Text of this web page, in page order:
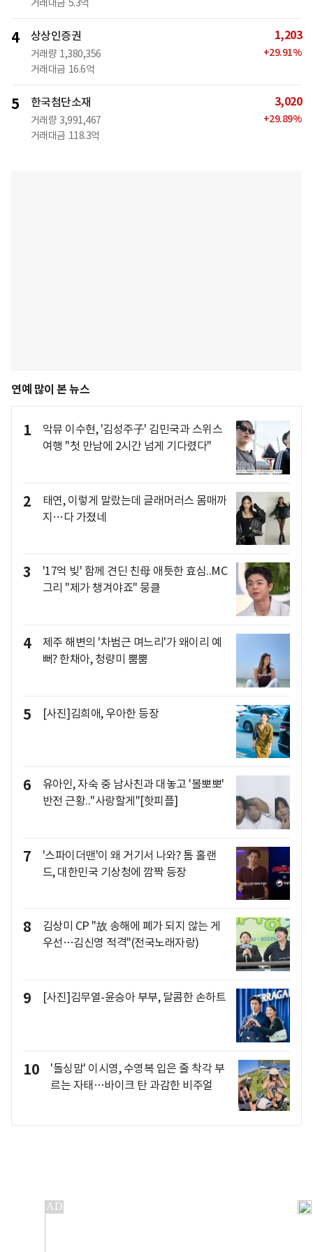
거래대금 5.3억
4 상상인증권
거래량 1,380,356
거래대금 16.6억
1,203
+29.91%
5 한국첨단소재
거래량 3,991,467
거래대금 118.3억
3,020
+29.89%
연예 많이 본 뉴스
1
악뮤 이수현, '김성주子' 김민국과 스위스
여행 "첫 만남에 2시간 넘게 기다렸다"
2
태연, 이렇게 말랐는데 글래머러스 몸매까
지…다 가졌네
3
'17억 빚' 함께 견딘 친母 애틋한 효심..MC
그리 "제가 챙겨야죠" 뭉클
4
제주 해변의 '차범근 며느리'가 왜이리 예
뻐? 한채아, 청량미 뿜뿜
5 [사진]김희애, 우아한 등장
6
유아인, 자숙 중 남사친과 대놓고 '볼뽀뽀'
반전 근황.."사랑할게"[핫피플]
7
'스파이더맨'이 왜 거기서 나와? 톰 홀랜
드, 대한민국 기상청에 깜짝 등장
8
김상미 CP "故 송해에 폐가 되지 않는 게
우선…김신영 적격"(전국노래자랑)
9 [사진]김무열-윤승아 부부, 달콤한 손하트
10
'돌싱맘' 이시영, 수영복 입은 줄 착각 부
르는 자태…바이크 탄 과감한 비주얼